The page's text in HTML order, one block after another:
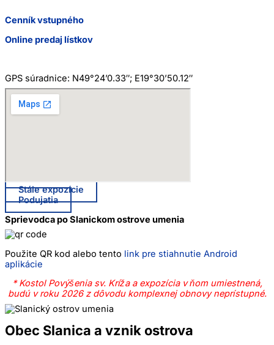
Cenník vstupného
Online predaj lístkov
GPS súradnice: N49°24’0.33″; E19°30’50.12″
Stále expozície
Podujatia
Sprievodca po Slanickom ostrove umenia
Použite QR kod alebo tento link pre stiahnutie Android
aplikácie
* Kostol Povýšenia sv. Kríža a expozícia v ňom umiestnená,
budú v roku 2026 z dôvodu komplexnej obnovy neprístupné.
Obec Slanica a vznik ostrova